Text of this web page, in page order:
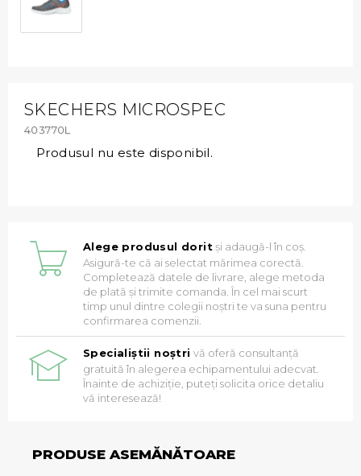
SKECHERS MICROSPEC
403770L
Produsul nu este disponibil.
Alege produsul doritși adaugă-l în coș.
Asigură-te că ai selectat mărimea corectă.
Completează datele de livrare, alege metoda
de plată și trimite comanda. În cel mai scurt
timp unul dintre colegii noștri te va suna pentru
confirmarea comenzii.
Specialiștii noștri vă oferă consultanță
gratuită în alegerea echipamentului adecvat.
Înainte de achiziție, puteți solicita orice detaliu
vă interesează!
PRODUSE ASEMĂNĂTOARE